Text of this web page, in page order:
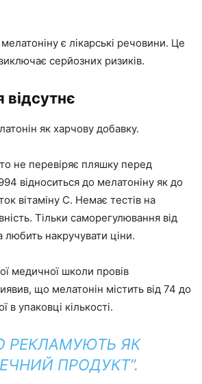
є лікарські речовини. Це
серйозних ризиків.
відсутнє
як харчову добавку.
не перевіряє пляшку перед
відноситься до мелатоніну як до
вітаміну C. Немає тестів на
Тільки саморегулювання від
любить накручувати ціни.
медичної школи провів
що мелатонін містить від 74 до
в упаковці кількості.
РЕКЛАМУЮТЬ ЯК
ПРОДУКТ”.